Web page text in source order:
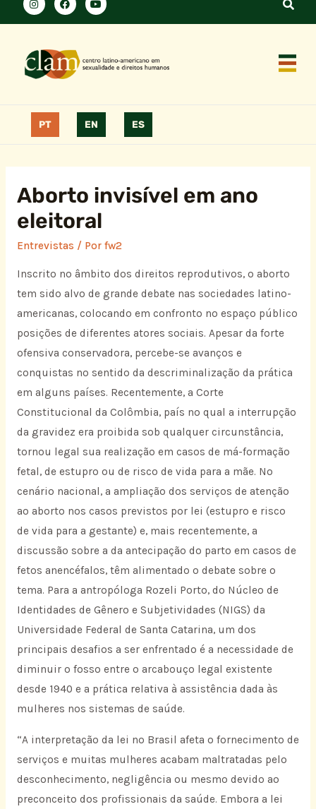
PT EN ES
Aborto invisível em ano
eleitoral
Entrevistas / Por fw2
Inscrito no âmbito dos direitos reprodutivos, o aborto
tem sido alvo de grande debate nas sociedades latino-
americanas, colocando em confronto no espaço público
posições de diferentes atores sociais. Apesar da forte
ofensiva conservadora, percebe-se avanços e
conquistas no sentido da descriminalização da prática
em alguns países. Recentemente, a Corte
Constitucional da Colômbia, país no qual a interrupção
da gravidez era proibida sob qualquer circunstância,
tornou legal sua realização em casos de má-formação
fetal, de estupro ou de risco de vida para a mãe. No
cenário nacional, a ampliação dos serviços de atenção
ao aborto nos casos previstos por lei (estupro e risco
de vida para a gestante) e, mais recentemente, a
discussão sobre a da antecipação do parto em casos de
fetos anencéfalos, têm alimentado o debate sobre o
tema. Para a antropóloga Rozeli Porto, do Núcleo de
Identidades de Gênero e Subjetividades (NIGS) da
Universidade Federal de Santa Catarina, um dos
principais desafios a ser enfrentado é a necessidade de
diminuir o fosso entre o arcabouço legal existente
desde 1940 e a prática relativa à assistência dada às
mulheres nos sistemas de saúde.
“A interpretação da lei no Brasil afeta o fornecimento de
serviços e muitas mulheres acabam maltratadas pelo
desconhecimento, negligência ou mesmo devido ao
preconceito dos profissionais da saúde. Embora a lei